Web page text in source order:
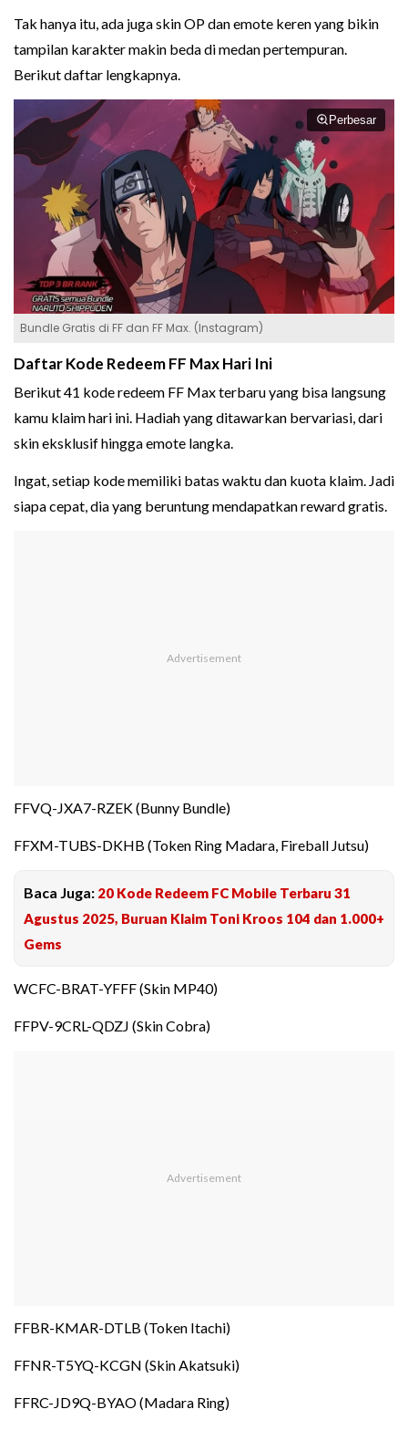
Tak hanya itu, ada juga skin OP dan emote keren yang bikin
tampilan karakter makin beda di medan pertempuran.
Berikut daftar lengkapnya.
Perbesar
Bundle Gratis di FF dan FF Max. (Instagram)
Daftar Kode Redeem FF Max Hari Ini
Berikut 41 kode redeem FF Max terbaru yang bisa langsung
kamu klaim hari ini. Hadiah yang ditawarkan bervariasi, dari
skin eksklusif hingga emote langka.
Ingat, setiap kode memiliki batas waktu dan kuota klaim. Jadi
siapa cepat, dia yang beruntung mendapatkan reward gratis.
FFVQ-JXA7-RZEK (Bunny Bundle)
FFXM-TUBS-DKHB (Token Ring Madara, Fireball Jutsu)
Baca Juga: 20 Kode Redeem FC Mobile Terbaru 31
Agustus 2025, Buruan Klaim Toni Kroos 104 dan 1.000+
Gems
WCFC-BRAT-YFFF (Skin MP40)
FFPV-9CRL-QDZJ (Skin Cobra)
FFBR-KMAR-DTLB (Token Itachi)
FFNR-T5YQ-KCGN (Skin Akatsuki)
FFRC-JD9Q-BYAO (Madara Ring)